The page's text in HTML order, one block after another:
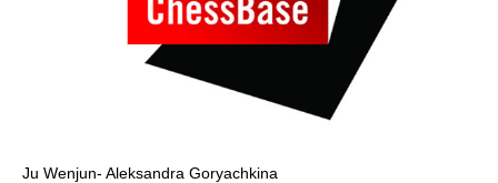
Ju Wenjun- Aleksandra Goryachkina